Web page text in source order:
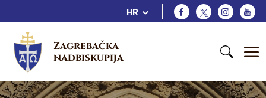
HR
Zagrebačka
nadbiskupija